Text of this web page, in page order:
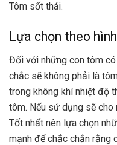
Tôm sốt thái.
Lựa chọn theo
Đối với những con tôm có
chắc sẽ không phải là
trong không khí nhiệt độ
tôm. Nếu sử dụng sẽ
Tốt nhất nên lựa chọn
mạnh để chắc chắn rằng